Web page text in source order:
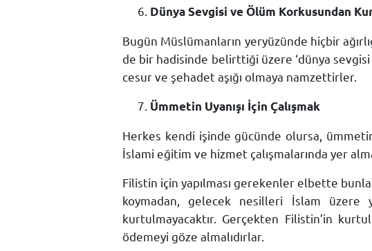
Dünya Sevgisi ve Ölüm Korkusundan
Bugün Müslümanların yeryüzünde hiçbir
de bir hadisinde belirttiği üzere ‘dünya
cesur ve şehadet aşığı olmaya namzettirler.
Ümmetin Uyanışı İçin Çalışmak
Herkes kendi işinde gücünde olursa,
İslami eğitim ve hizmet çalışmalarında yer
Filistin için yapılması gerekenler elbette
koymadan, gelecek nesilleri İslam üzere
kurtulmayacaktır. Gerçekten Filistin’in
ödemeyi göze almalıdırlar.